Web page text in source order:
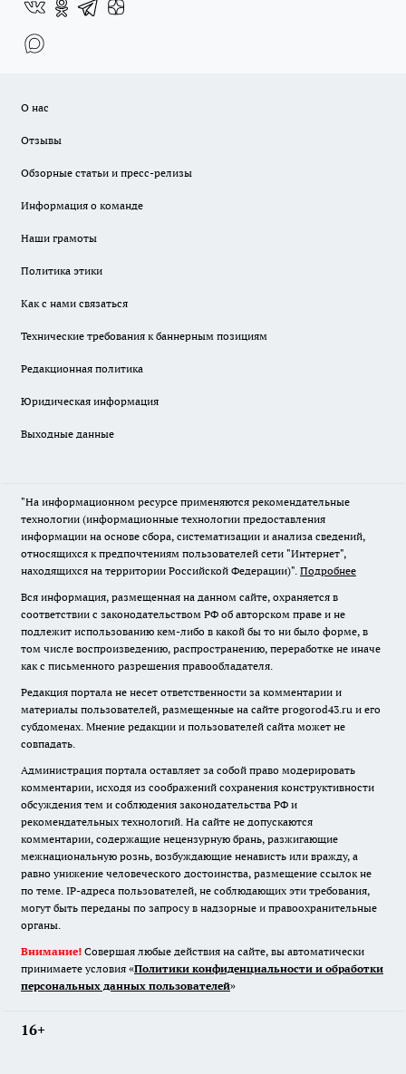
О нас
Отзывы
Обзорные статьи и пресс-релизы
Информация о команде
Наши грамоты
Политика этики
Как с нами связаться
Технические требования к баннерным позициям
Редакционная политика
Юридическая информация
Выходные данные
"На информационном ресурсе применяются рекомендательные
технологии (информационные технологии предоставления
информации на основе сбора, систематизации и анализа сведений,
относящихся к предпочтениям пользователей сети "Интернет",
находящихся на территории Российской Федерации)". Подробнее
Вся информация, размещенная на данном сайте, охраняется в
соответствии с законодательством РФ об авторском праве и не
подлежит использованию кем-либо в какой бы то ни было форме, в
том числе воспроизведению, распространению, переработке не иначе
как с письменного разрешения правообладателя.
Редакция портала не несет ответственности за комментарии и
материалы пользователей, размещенные на сайте progorod43.ru и его
субдоменах. Мнение редакции и пользователей сайта может не
совпадать.
Администрация портала оставляет за собой право модерировать
комментарии, исходя из соображений сохранения конструктивности
обсуждения тем и соблюдения законодательства РФ и
рекомендательных технологий. На сайте не допускаются
комментарии, содержащие нецензурную брань, разжигающие
межнациональную рознь, возбуждающие ненависть или вражду, а
равно унижение человеческого достоинства, размещение ссылок не
по теме. IP-адреса пользователей, не соблюдающих эти требования,
могут быть переданы по запросу в надзорные и правоохранительные
органы.
Внимание! Совершая любые действия на сайте, вы автоматически
принимаете условия «Политики конфиденциальности и обработки
персональных данных пользователей»
16+